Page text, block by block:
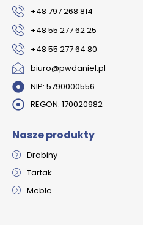
+48 797 268 814
+48 55 277 62 25
+48 55 277 64 80
biuro@pwdaniel.pl
NIP: 5790000556​
REGON: 170020982
Nasze produkty
Drabiny
Tartak
Meble